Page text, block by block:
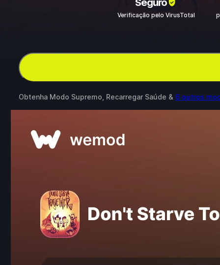
Verificação pelo VirusTotal
Obtenha Modo Supremo, Recarregar Saúde & 6 outros